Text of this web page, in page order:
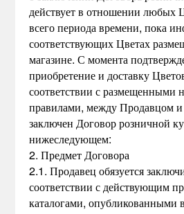
действует в отношении любых
всего периода времени, пока
соответствующих Цветах
магазине. С момента
приобретение и доставку
соответствии с размещенными
правилами, между Продавцом
заключен Договор розничной
нижеследующем:
2. Предмет Договора
2.1. Продавец обязуется
соответствии с действующим
каталогами, опубликованными